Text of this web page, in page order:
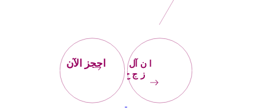
احجز
الآن احجز الآن